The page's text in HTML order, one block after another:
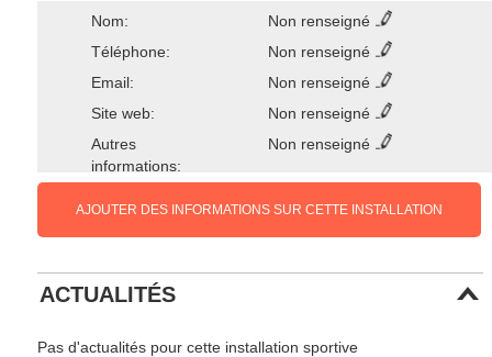
Nom:
Non renseigné
Téléphone:
Non renseigné
Email:
Non renseigné
Site web:
Non renseigné
Autres
informations:
Non renseigné
AJOUTER DES INFORMATIONS SUR CETTE INSTALLATION
ACTUALITÉS
Pas d'actualités pour cette installation sportive